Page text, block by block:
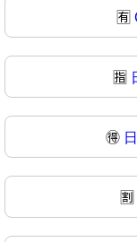
🈶
🈯
🉐
🈹